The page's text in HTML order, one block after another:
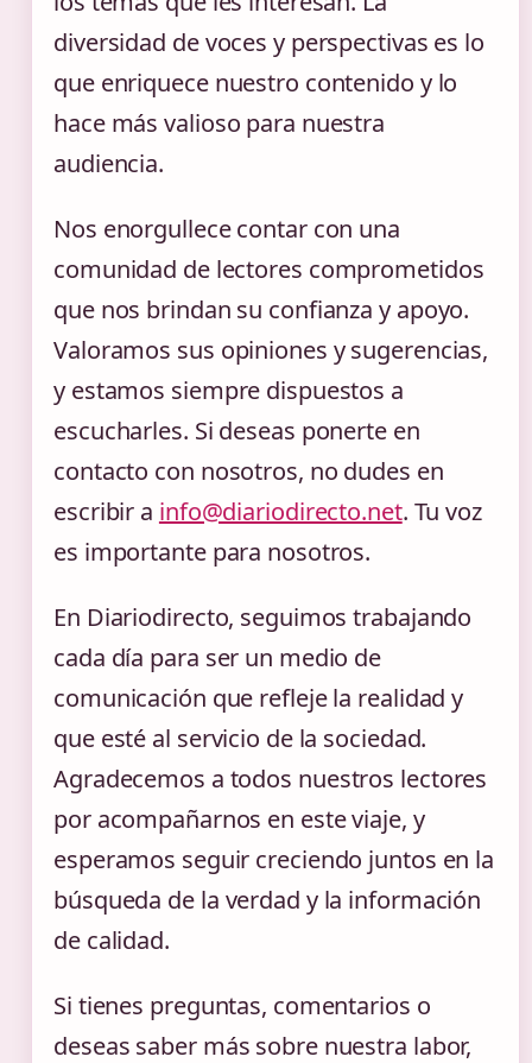
diversidad de voces y perspectivas es lo
que enriquece nuestro contenido y lo
hace más valioso para nuestra
audiencia.
Nos enorgullece contar con una
comunidad de lectores comprometidos
que nos brindan su confianza y apoyo.
Valoramos sus opiniones y sugerencias,
y estamos siempre dispuestos a
escucharles. Si deseas ponerte en
contacto con nosotros, no dudes en
escribir a info@diariodirecto.net. Tu voz
es importante para nosotros.
En Diariodirecto, seguimos trabajando
cada día para ser un medio de
comunicación que refleje la realidad y
que esté al servicio de la sociedad.
Agradecemos a todos nuestros lectores
por acompañarnos en este viaje, y
esperamos seguir creciendo juntos en la
búsqueda de la verdad y la información
de calidad.
Si tienes preguntas, comentarios o
deseas saber más sobre nuestra labor,